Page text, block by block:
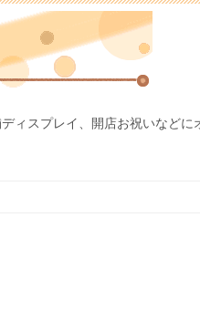
ィスプレイ、開店お祝いなどに